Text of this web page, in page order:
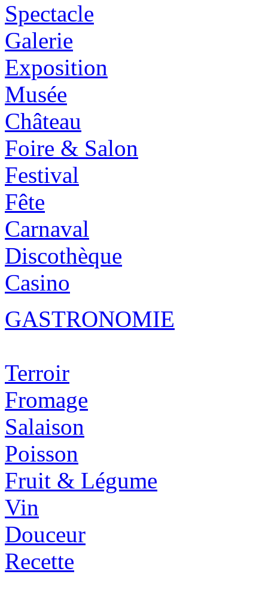
Spectacle
Galerie
Exposition
Musée
Château
Foire & Salon
Festival
Fête
Carnaval
Discothèque
Casino
GASTRONOMIE
Terroir
Fromage
Salaison
Poisson
Fruit & Légume
Vin
Douceur
Recette